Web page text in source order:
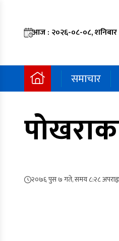
आज : २०२६-०८-०८, शनिबार
समाचार
२०७६ पुस ७ गते, समय ८:२८ अपराह्न